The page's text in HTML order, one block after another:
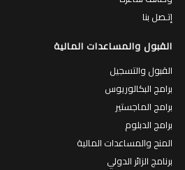
إتـصل بنا
القبول والمساعدات المالية
القبول والتسجيل
برامج البكالوريوس
برامج الماجستير
برامج الدبلوم
المنح والمساعدات المالية
برنامج الزائر الدولي